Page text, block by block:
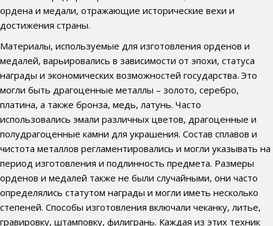
ордена и медали, отражающие исторические вехи и
достижения страны.
Материалы, используемые для изготовления орденов и
медалей, варьировались в зависимости от эпохи, статуса
награды и экономических возможностей государства. Это
могли быть драгоценные металлы – золото, серебро,
платина, а также бронза, медь, латунь. Часто
использовались эмали различных цветов, драгоценные и
полудрагоценные камни для украшения. Состав сплавов и
чистота металлов регламентировались и могли указывать на
период изготовления и подлинность предмета. Размеры
орденов и медалей также не были случайными, они часто
определялись статутом награды и могли иметь несколько
степеней. Способы изготовления включали чеканку, литье,
гравировку, штамповку, филигрань. Каждая из этих техник